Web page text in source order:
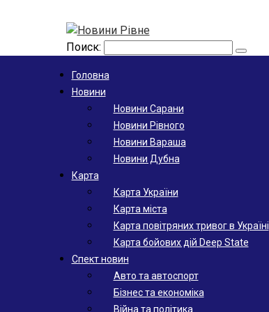
Поиск:
Головна
Новини
Новини Сарани
Новини Рівного
Новини Вараша
Новини Дубна
Карта
Карта України
Карта міста
Карта повітряних тривог в Україні
Карта бойових дій Deep State
Спект новин
Авто та автоспорт
Бізнес та економіка
Війна та політика